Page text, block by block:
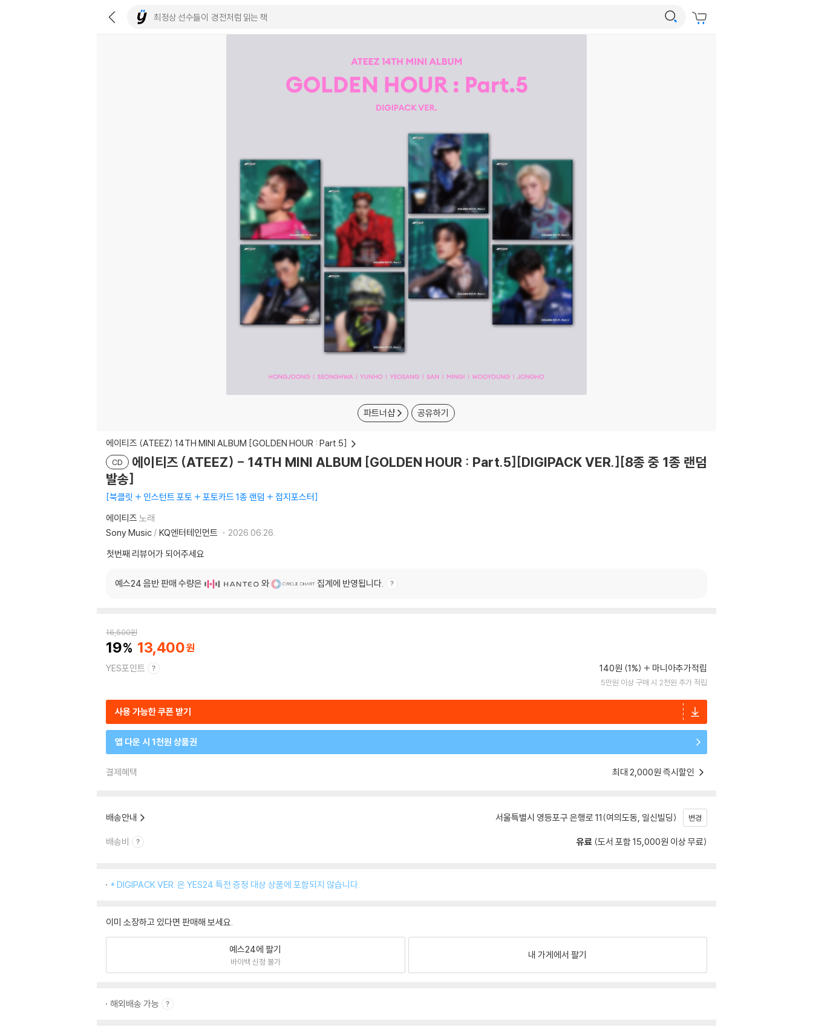
파트너샵 공유하기
에이티즈 (ATEEZ) 14TH MINI ALBUM [GOLDEN HOUR : Part.5]
CD
에이티즈 (ATEEZ) - 14TH MINI ALBUM [GOLDEN HOUR : Part.5][DIGIPACK VER.][8종 중 1종 랜덤
발송]
북클릿 + 인스턴트 포토 + 포토카드 1종 랜덤 + 접지포스터
에이티즈 노래
Sony Music / KQ엔터테인먼트
2026.06.26.
첫번째 리뷰어가 되어주세요
예스24 음반 판매 수량은 와 집계에 반영됩니다.
16,500원
19 13,400
YES포인트 140원 (1%) 마니아추가적립
5만원 이상 구매 시 2천원 추가 적립
사용 가능한 쿠폰 받기
앱 다운 시 1천원 상품권
결제혜택 최대 2,000원 즉시할인
배송안내 서울특별시 영등포구 은행로 11(여의도동, 일신빌딩) 변경
배송비 유료 (도서 포함 15,000원 이상 무료)
* DIGIPACK VER. 은 YES24 특전 증정 대상 상품에 포함되지 않습니다.
이미 소장하고 있다면 판매해 보세요.
예스24에 팔기
바이백 신청 불가
내 가게에서 팔기
해외배송 가능